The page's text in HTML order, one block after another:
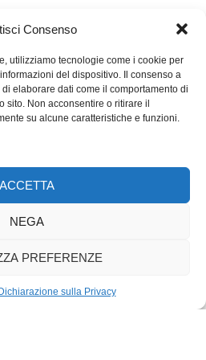
Consenso
utilizziamo tecnologie come i cookie per
del dispositivo. Il consenso a
elaborare dati come il comportamento di
sito. Non acconsentire o ritirare il
su alcune caratteristiche e funzioni.
ACCETTA
NEGA
PREFERENZE
sulla Privacy
sua supplica. Preso atto delle
che, fino a questo momento,
Lo sconforto, per il
tutti in pericolo, in mortale
i nostri nipoti: non i nostri
giacché, in quel caso,
potenze, alla loro «libido
nascere ogni tentativo di vero